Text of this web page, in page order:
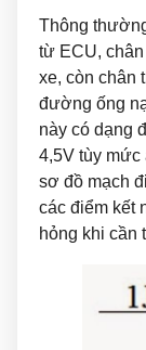
Thông
từ ECU,
xe, còn chân
đường ống
này có dạng
4,5V tùy mức
sơ đồ mạch
các điểm kết
hỏng khi cần